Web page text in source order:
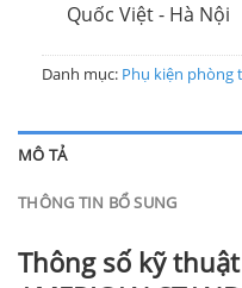
Quốc Việt - Hà Nội
Danh mục: Phụ kiện phòng
MÔ TẢ
THÔNG TIN BỔ SUNG
Thông số kỹ thuật